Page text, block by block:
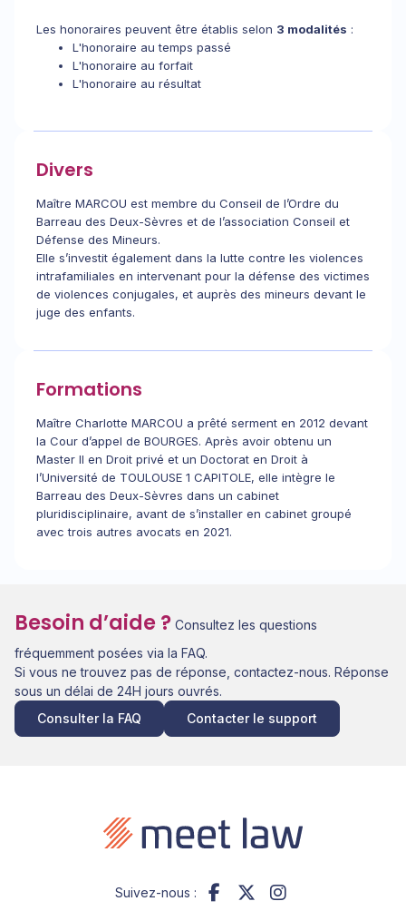
Les honoraires peuvent être établis selon 3 modalités :
L'honoraire au temps passé
L'honoraire au forfait
L'honoraire au résultat
Divers
Maître MARCOU est membre du Conseil de l’Ordre du
Barreau des Deux-Sèvres et de l’association Conseil et
Défense des Mineurs.
Elle s’investit également dans la lutte contre les violences
intrafamiliales en intervenant pour la défense des victimes
de violences conjugales, et auprès des mineurs devant le
juge des enfants.
Formations
Maître Charlotte MARCOU a prêté serment en 2012 devant
la Cour d’appel de BOURGES. Après avoir obtenu un
Master II en Droit privé et un Doctorat en Droit à
l’Université de TOULOUSE 1 CAPITOLE, elle intègre le
Barreau des Deux-Sèvres dans un cabinet
pluridisciplinaire, avant de s’installer en cabinet groupé
avec trois autres avocats en 2021.
Besoin d’aide ? Consultez les questions
fréquemment posées via la FAQ.
Si vous ne trouvez pas de réponse, contactez-nous. Réponse
sous un délai de 24H jours ouvrés.
Consulter la FAQ
Contacter le support
Suivez-nous :